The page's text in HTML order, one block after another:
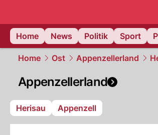
Home
News Politik Sport
Home Ost Appenzellerland
Appenzellerland
Herisau Appenzell